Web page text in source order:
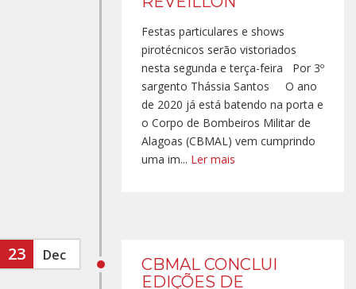
Festas particulares e shows
pirotécnicos serão vistoriados
nesta segunda e terça-feira Por 3º
sargento Thássia Santos O ano
de 2020 já está batendo na porta e
o Corpo de Bombeiros Militar de
Alagoas (CBMAL) vem cumprindo
uma im... Ler mais
23 Dec
CBMAL CONCLUI
EDIÇÕES DE